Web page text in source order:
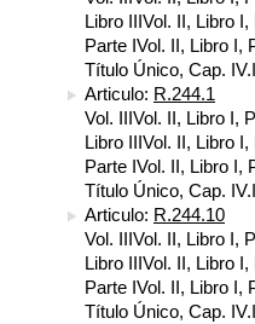
Libro IIIVol. II, Libro
Parte IVol. II, Libro I,
Título Único, Cap.
Articulo: R.244.1
Vol. IIIVol. II, Libro I,
Libro IIIVol. II, Libro
Parte IVol. II, Libro I,
Título Único, Cap.
Articulo: R.244.10
Vol. IIIVol. II, Libro I,
Libro IIIVol. II, Libro
Parte IVol. II, Libro I,
Título Único, Cap.